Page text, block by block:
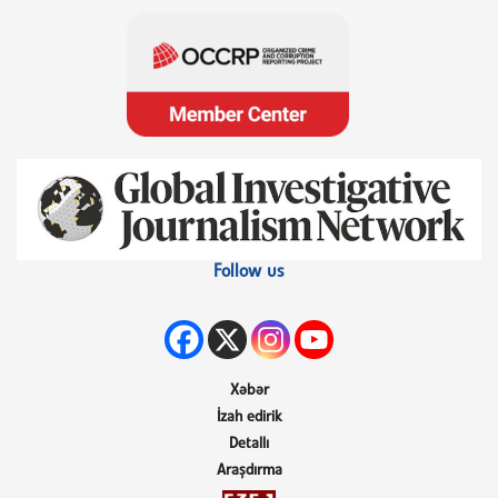
Follow us
Xəbər
İzah edirik
Detallı
Araşdırma